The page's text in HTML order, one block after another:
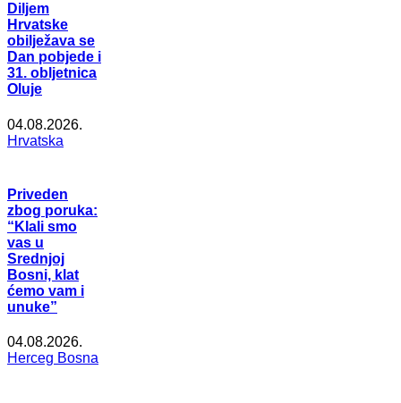
Diljem
Hrvatske
obilježava se
Dan pobjede i
31. obljetnica
Oluje
04.08.2026.
Hrvatska
Priveden
zbog poruka:
“Klali smo
vas u
Srednjoj
Bosni, klat
ćemo vam i
unuke”
04.08.2026.
Herceg Bosna